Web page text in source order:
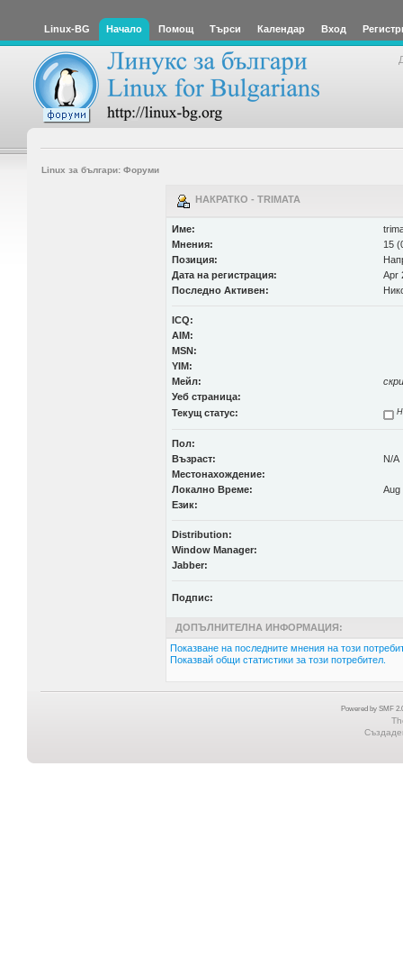
Linux-BG Начало Помощ Търси Календар Вход
Linux за българи: Форуми
НАКРАТКО - TRIMATA
Име:
Мнения:
15
Позиция:
Дата на регистрация:
Apr
Последно Активен:
ICQ:
AIM:
MSN:
YIM:
Мейл:
Уеб страница:
Текущ статус:
Пол:
Възраст:
N/A
Местонахождение:
Локално Време:
Aug
Език:
Distribution:
Window Manager:
Jabber:
Подпис:
ДОПЪЛНИТЕЛНА ИНФОРМАЦИЯ:
Показване на последните мнения на този
Показвай общи статистики за този потребител.
Powered by SMF